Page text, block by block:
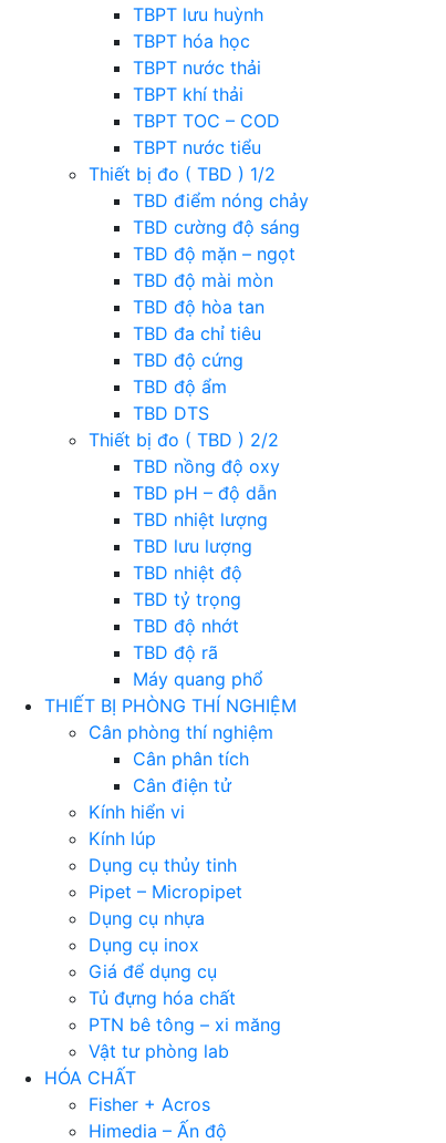
TBPT lưu huỳnh
TBPT hóa học
TBPT nước thải
TBPT khí thải
TBPT TOC – COD
TBPT nước tiểu
Thiết bị đo ( TBD ) 1/2
TBD điểm nóng chảy
TBD cường độ sáng
TBD độ mặn – ngọt
TBD độ mài mòn
TBD độ hòa tan
TBD đa chỉ tiêu
TBD độ cứng
TBD độ ẩm
TBD DTS
Thiết bị đo ( TBD ) 2/2
TBD nồng độ oxy
TBD pH – độ dẫn
TBD nhiệt lượng
TBD lưu lượng
TBD nhiệt độ
TBD tỷ trọng
TBD độ nhớt
TBD độ rã
Máy quang phổ
THIẾT BỊ PHÒNG THÍ NGHIỆM
Cân phòng thí nghiệm
Cân phân tích
Cân điện tử
Kính hiển vi
Kính lúp
Dụng cụ thủy tinh
Pipet – Micropipet
Dụng cụ nhựa
Dụng cụ inox
Giá để dụng cụ
Tủ đựng hóa chất
PTN bê tông – xi măng
Vật tư phòng lab
HÓA CHẤT
Fisher + Acros
Himedia – Ấn độ